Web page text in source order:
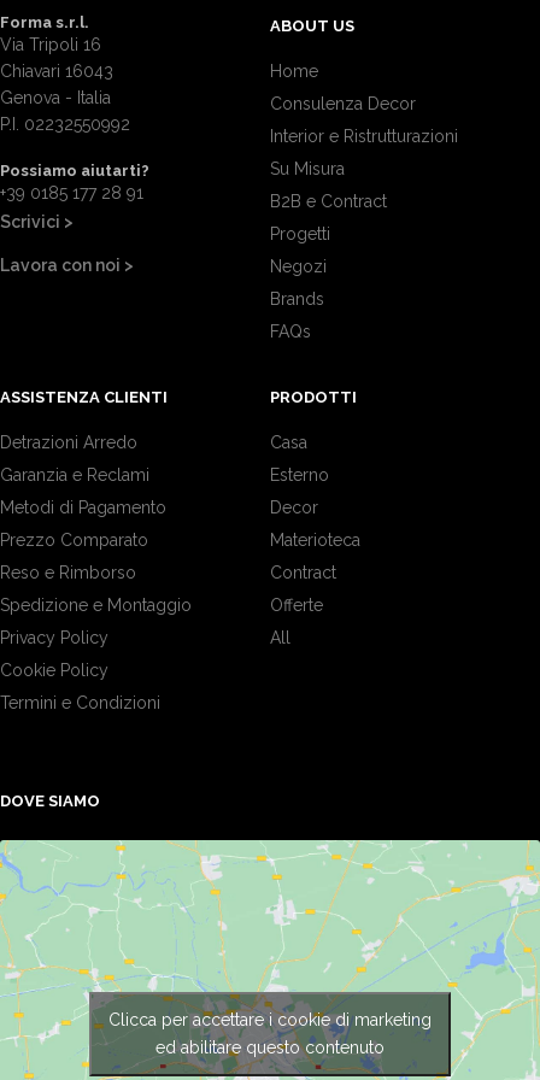
Forma s.r.l.
Via Tripoli 16
Chiavari 16043
Genova - Italia
P.I. 02232550992
Possiamo aiutarti?
+39 0185 177 28 91
Scrivici >
Lavora con noi >
ABOUT US
Home
Consulenza Decor
Interior e Ristrutturazioni
Su Misura
B2B e Contract
Progetti
Negozi
Brands
FAQs
ASSISTENZA CLIENTI
Detrazioni Arredo
Garanzia e Reclami
Metodi di Pagamento
Prezzo Comparato
Reso e Rimborso
Spedizione e Montaggio
Privacy Policy
Cookie Policy
Termini e Condizioni
PRODOTTI
Casa
Esterno
Decor
Materioteca
Contract
Offerte
All
DOVE SIAMO
Clicca per accettare i cookie di marketing
ed abilitare questo contenuto